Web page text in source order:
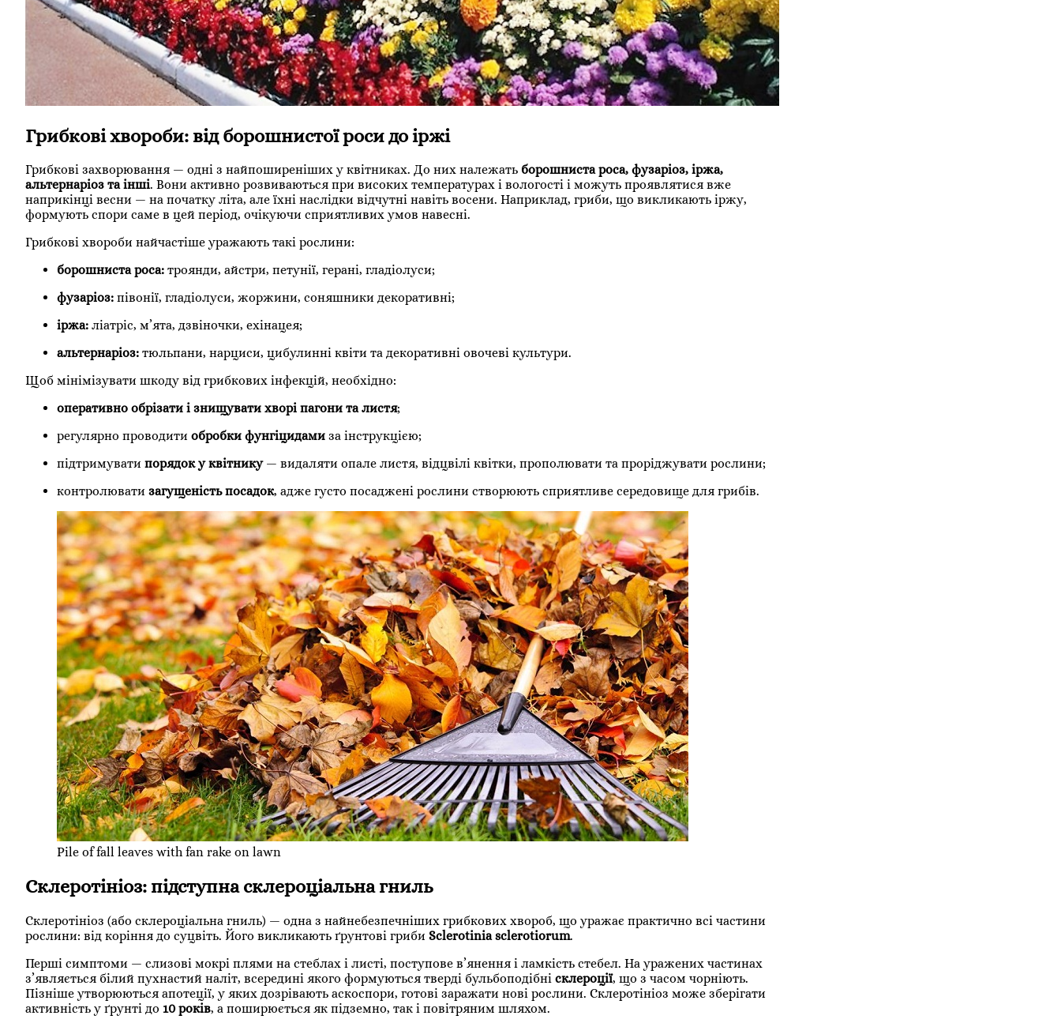
Грибкові хвороби: від борошнистої роси до іржі
Грибкові захворювання — одні з найпоширеніших у квітниках. До них належать борошниста роса, фузаріоз, іржа,
альтернаріоз та інші. Вони активно розвиваються при високих температурах і вологості і можуть проявлятися вже
наприкінці весни — на початку літа, але їхні наслідки відчутні навіть восени. Наприклад, гриби, що викликають іржу,
формують спори саме в цей період, очікуючи сприятливих умов навесні.
Грибкові хвороби найчастіше уражають такі рослини:
борошниста роса: троянди, айстри, петунії, герані, гладіолуси;
фузаріоз: півонії, гладіолуси, жоржини, соняшники декоративні;
іржа: ліатріс, м’ята, дзвіночки, ехінацея;
альтернаріоз: тюльпани, нарциси, цибулинні квіти та декоративні овочеві культури.
Щоб мінімізувати шкоду від грибкових інфекцій, необхідно:
оперативно обрізати і знищувати хворі пагони та листя;
регулярно проводити обробки фунгіцидами за інструкцією;
підтримувати порядок у квітнику— видаляти опале листя, відцвілі квітки, прополювати та проріджувати рослини;
контролювати загущеність посадок, адже густо посаджені рослини створюють сприятливе середовище для грибів.
Pile of fall leaves with fan rake on lawn
Склеротініоз: підступна склероціальна гниль
Склеротініоз (або склероціальна гниль) — одна з найнебезпечніших грибкових хвороб, що уражає практично всі частини
рослини: від коріння до суцвіть. Його викликають ґрунтові гриби Sclerotinia sclerotiorum.
Перші симптоми — слизові мокрі плями на стеблах і листі, поступове в’янення і ламкість стебел. На уражених частинах
з’являється білий пухнастий наліт, всередині якого формуються тверді бульбоподібні склероції, що з часом чорніють.
Пізніше утворюються апотеції, у яких дозрівають аскоспори, готові заражати нові рослини. Склеротініоз може зберігати
активність у ґрунті до 10 років, а поширюється як підземно, так і повітряним шляхом.